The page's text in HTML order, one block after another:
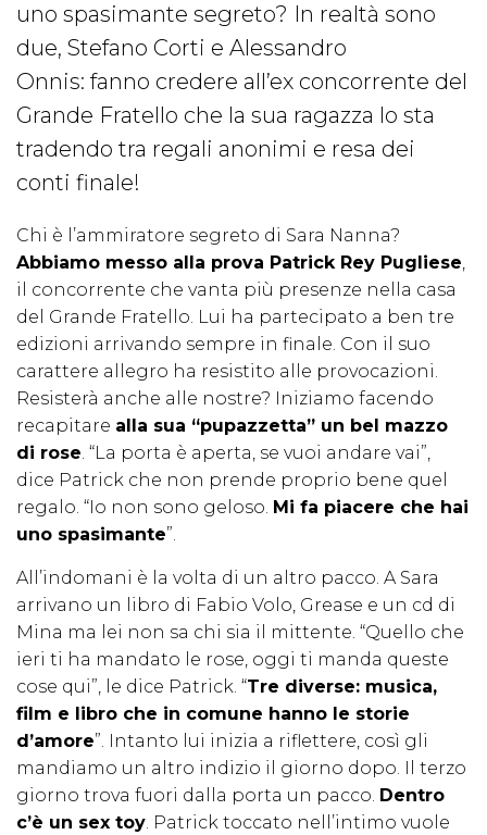
uno spasimante segreto? In realtà sono
due, Stefano Corti e Alessandro
Onnis: fanno credere all’ex concorrente del
Grande Fratello che la sua ragazza lo sta
tradendo tra regali anonimi e resa dei
conti finale!
Chi è l’ammiratore segreto di Sara Nanna?
Abbiamo messo alla prova Patrick Rey Pugliese,
il concorrente che vanta più presenze nella casa
del Grande Fratello. Lui ha partecipato a ben tre
edizioni arrivando sempre in finale. Con il suo
carattere allegro ha resistito alle provocazioni.
Resisterà anche alle nostre? Iniziamo facendo
recapitare alla sua “pupazzetta” un bel mazzo
di rose. “La porta è aperta, se vuoi andare vai”,
dice Patrick che non prende proprio bene quel
regalo. “Io non sono geloso. Mi fa piacere che hai
uno spasimante”.
All’indomani è la volta di un altro pacco. A Sara
arrivano un libro di Fabio Volo, Grease e un cd di
Mina ma lei non sa chi sia il mittente. “Quello che
ieri ti ha mandato le rose, oggi ti manda queste
cose qui”, le dice Patrick. “Tre diverse: musica,
film e libro che in comune hanno le storie
d’amore”. Intanto lui inizia a riflettere, così gli
mandiamo un altro indizio il giorno dopo. Il terzo
giorno trova fuori dalla porta un pacco. Dentro
c’è un sex toy. Patrick toccato nell’intimo vuole